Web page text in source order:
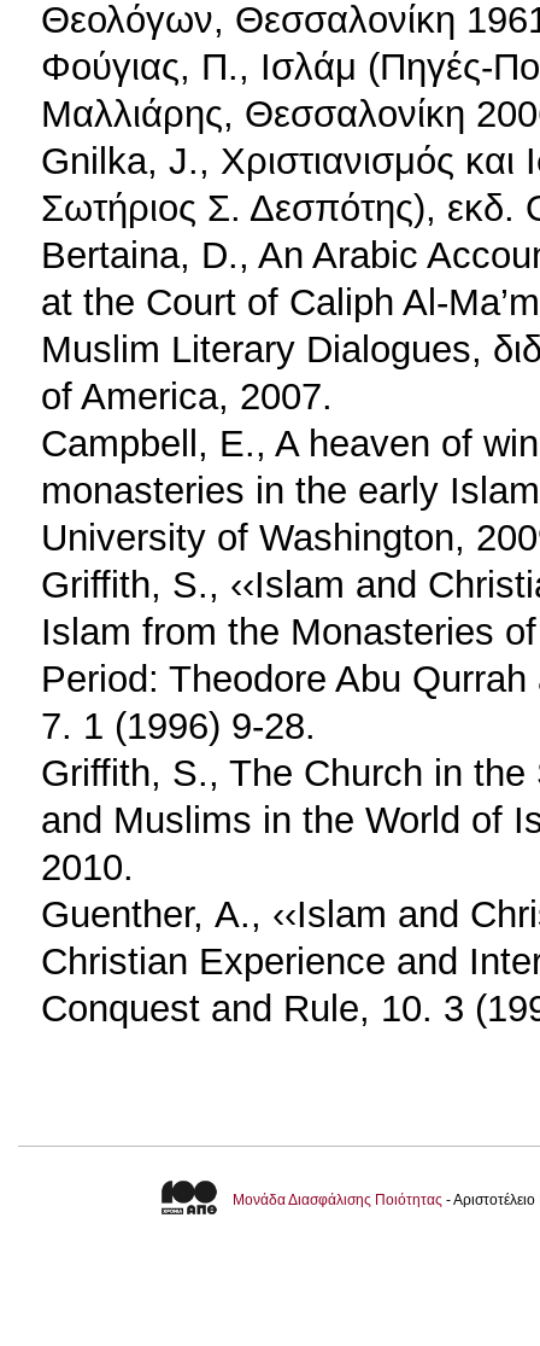
Θεολόγων, Θεσσαλονίκη
Φούγιας, Π., Ισλάμ (Πηγές-
Μαλλιάρης, Θεσσαλονίκη
Gnilka, J., Χριστιανισμός
Σωτήριος Σ. Δεσπότης),
Bertaina, D., An Arabic
at the Court of Caliph Al-
Muslim Literary Dialogues,
of America, 2007.
Campbell, E., A heaven of
monasteries in the early
University of Washington,
Griffith, S., ‹‹Islam and
Islam from the Monasteries
Period: Theodore Abu
7. 1 (1996) 9-28.
Griffith, S., The Church in
and Muslims in the World of
2010.
Guenther, Α., ‹‹Islam and
Christian Experience and
Conquest and Rule, 10. 3
Μονάδα Διασφάλισης Ποιότητας -